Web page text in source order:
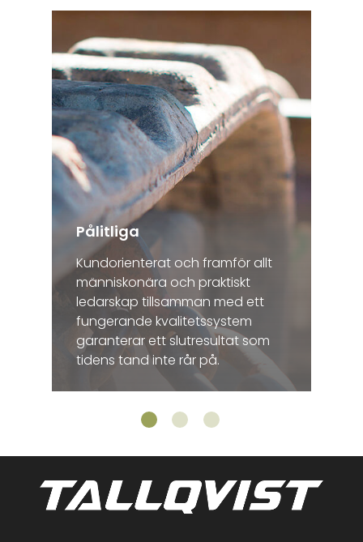
Pålitliga
Kundorienterat och framför allt
människonära och praktiskt
ledarskap tillsamman med ett
fungerande kvalitetssystem
garanterar ett slutresultat som
tidens tand inte rår på.